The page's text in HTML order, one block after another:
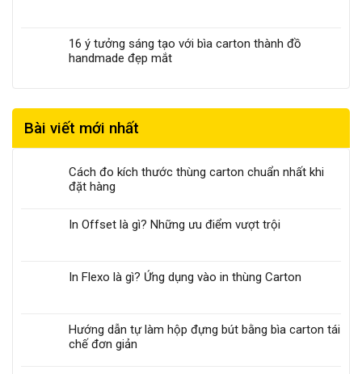
16 ý tưởng sáng tạo với bìa carton thành đồ
handmade đẹp mắt
Bài viết mới nhất
Cách đo kích thước thùng carton chuẩn nhất khi
đặt hàng
In Offset là gì? Những ưu điểm vượt trội
In Flexo là gì? Ứng dụng vào in thùng Carton
Hướng dẫn tự làm hộp đựng bút bằng bìa carton tái
chế đơn giản